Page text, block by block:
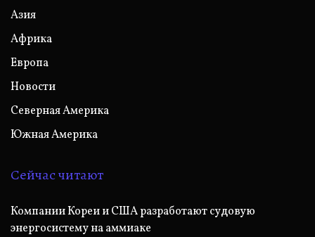
Азия
Африка
Европа
Новости
Северная Америка
Южная Америка
Сейчас читают
Компании Кореи и США разработают судовую
энергосистему на аммиаке